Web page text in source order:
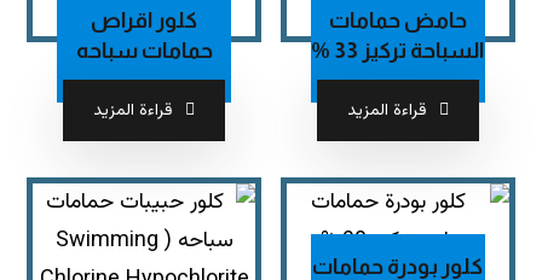
حامض حمامات
السباحة تركيز 33 %
قراءة المزيد
كلور اقراص
حمامات سباحه
قراءة المزيد
كلور بودرة حمامات